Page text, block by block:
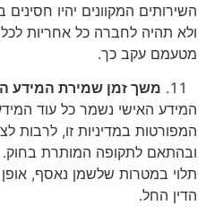
השירותים המקוונים יהיו
ולא תהיה לחברה כל אחריות
מטעמם עקב כך.
משך זמן שמירת המידע
המידע האישי נשמר כל עוד
המפורטות במדיניות זו, לרבות
ובהתאם לתקופה המותרת
תלוי במטרות שלשמן נאסף,
הדין החל.